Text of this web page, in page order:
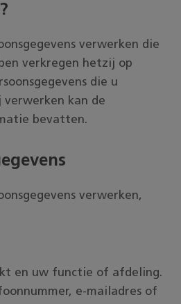
verwerken die
verkregen hetzij op
die u
kan de
bevatten.
verwerken,
en uw functie of afdeling.
e-mailadres of